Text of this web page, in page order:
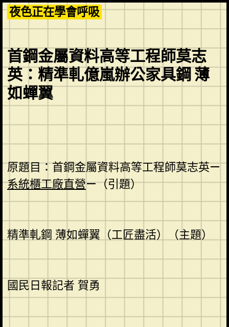
Skip
to
content
夜色正在學會呼吸
首鋼金屬資料高等工程師莫志
英：精準軋億嵐辦公家具鋼 薄
如蟬翼
原題目：首鋼金屬資料高等工程師莫志英—
系統櫃工廠直營—（引題）
精準軋鋼 薄如蟬翼（工匠盡活）（主題）
國民日報記者 賀勇